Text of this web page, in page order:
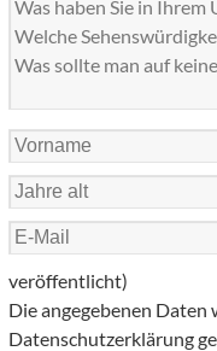
veröffentlicht)
Die angegebenen Daten
Datenschutzerklärung